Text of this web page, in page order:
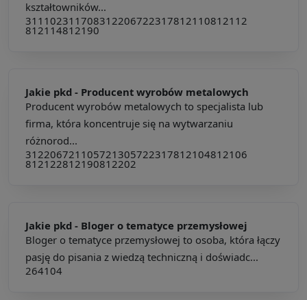
kształtowników...
311102311708312206722317812110812112
812114812190
Jakie pkd - Producent wyrobów metalowych
Producent wyrobów metalowych to specjalista lub
firma, która koncentruje się na wytwarzaniu
różnorod...
312206721105721305722317812104812106
812122812190812202
Jakie pkd - Bloger o tematyce przemysłowej
Bloger o tematyce przemysłowej to osoba, która łączy
pasję do pisania z wiedzą techniczną i doświadc...
264104